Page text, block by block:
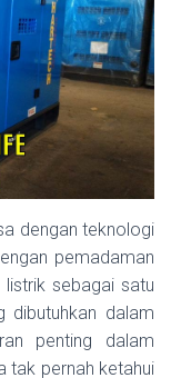
dengan teknologi
pemadaman
sebagai satu
dibutuhkan dalam
penting dalam
tak pernah ketahui